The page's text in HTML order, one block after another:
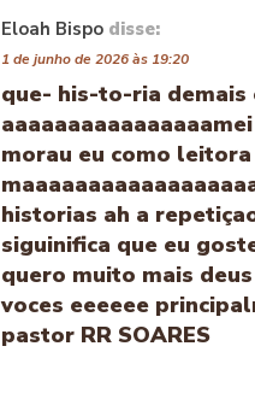
Eloah Bispo disse:
1 de junho de 2026 às 19:20
que- his-to-ria demais
morau eu como
historias ah a
siguinifica que eu
quero muito mais
voces eeeeee
pastor RR SOARES